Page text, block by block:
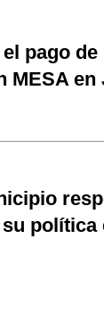
pago de
MESA en
política